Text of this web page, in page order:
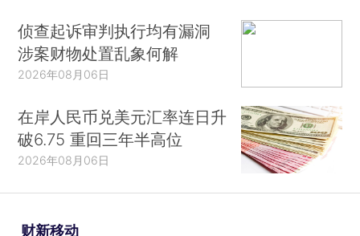
侦查起诉审判执行均有漏洞
涉案财物处置乱象何解
2026年08月06日
在岸人民币兑美元汇率连日升
破6.75 重回三年半高位
2026年08月06日
财新移动